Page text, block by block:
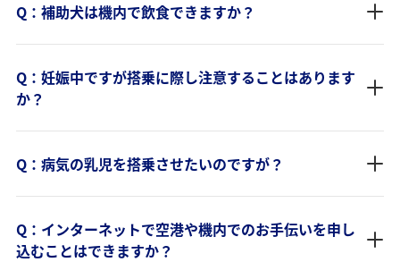
Q：補助犬は機内で飲食できますか？
Q：妊娠中ですが搭乗に際し注意することはあります
か？
Q：病気の乳児を搭乗させたいのですが？
Q：インターネットで空港や機内でのお手伝いを申し
込むことはできますか？